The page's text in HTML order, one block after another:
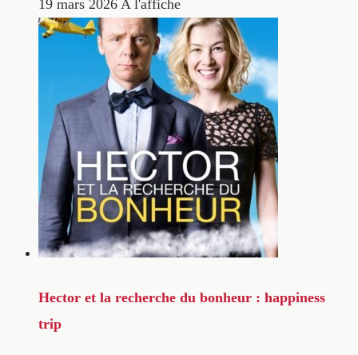
19 mars 2026 A l'affiche
Hector et la recherche du bonheur : happiness
trip